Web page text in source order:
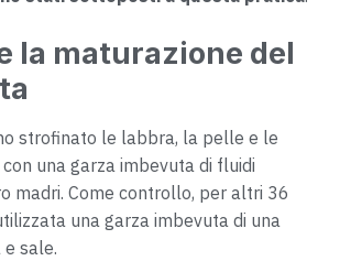
la maturazione del
strofinato le labbra, la pelle e le
una garza imbevuta di fluidi
madri. Come controllo, per altri 36
una garza imbevuta di una
e sale.